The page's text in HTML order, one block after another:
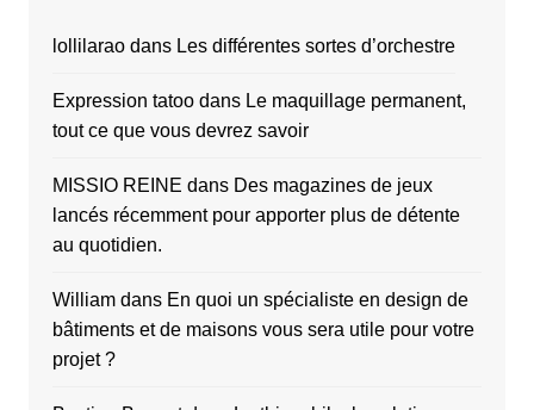
lollilaraodans Les différentes sortes d’orchestre
Expression tatoodans Le maquillage permanent,
tout ce que vous devrez savoir
MISSIO REINE dans Des magazines de jeux
lancés récemment pour apporter plus de détente
au quotidien.
Williamdans En quoi un spécialiste en design de
bâtiments et de maisons vous sera utile pour votre
projet ?